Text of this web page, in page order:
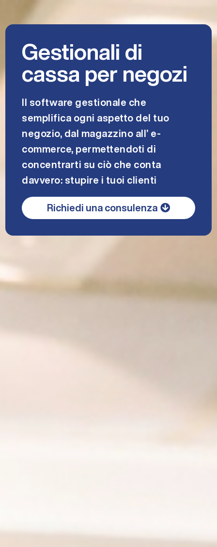
Gestionali di
cassa per negozi
Il software gestionale che
semplifica ogni aspetto del tuo
negozio, dal magazzino all’ e-
commerce, permettendoti di
concentrarti su ciò che conta
davvero: stupire i tuoi clienti
Richiedi una consulenza